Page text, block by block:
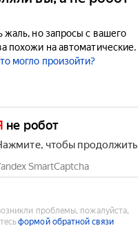
жаль, но запросы с вашего
похожи на автоматические.
могло произойти?
Я не робот
чтобы продолжить
SmartCaptcha
проблемы, пожалуйста,
формой обратной связи